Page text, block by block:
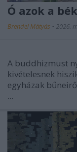
Ó azok a
Brendel Mátyás • 2026.
A buddhizmust
kivételesnek
egyházak
...